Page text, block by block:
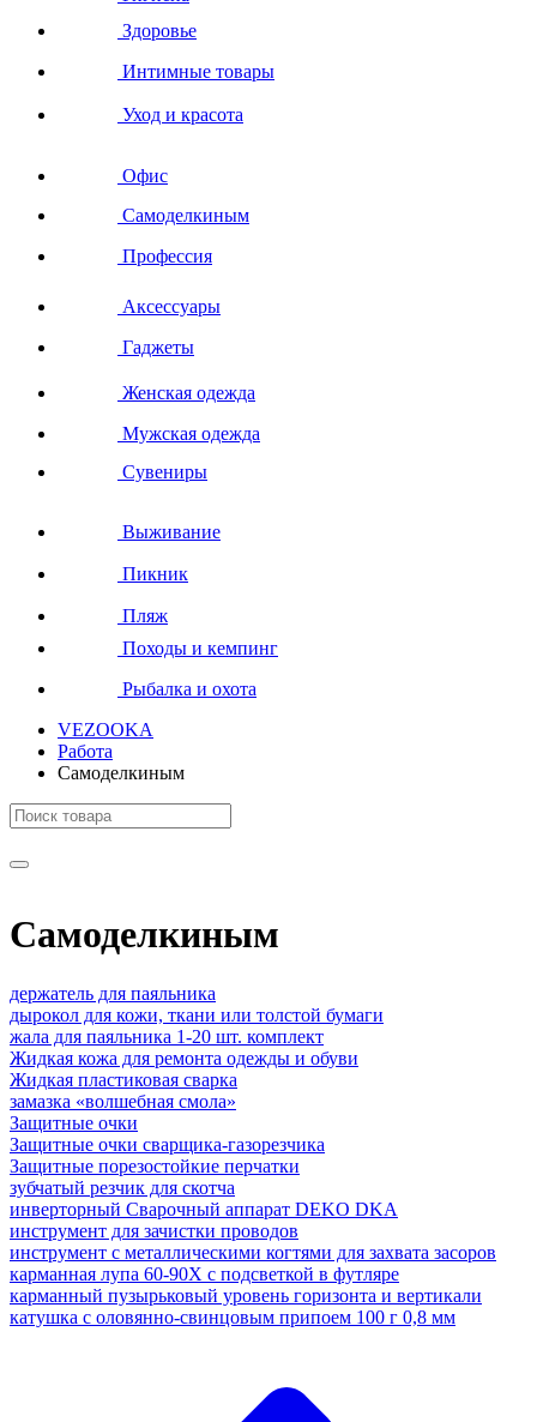
Здоровье
Интимные товары
Уход и красота
Офис
Самоделкиным
Профессия
Аксессуары
Гаджеты
Женская одежда
Мужская одежда
Сувениры
Выживание
Пикник
Пляж
Походы и кемпинг
Рыбалка и охота
VEZOOKA
Работа
Самоделкиным
Самоделкиным
держатель для паяльника
дырокол для кожи, ткани или толстой бумаги
жала для паяльника 1-20 шт. комплект
Жидкая кожа для ремонта одежды и обуви
Жидкая пластиковая сварка
замазка «волшебная смола»
Защитные очки
Защитные очки сварщика-газорезчика
Защитные порезостойкие перчатки
зубчатый резчик для скотча
инверторный Сварочный аппарат DEKO DKA
инструмент для зачистки проводов
инструмент с металлическими когтями для захвата засоров
карманная лупа 60-90X с подсветкой в футляре
карманный пузырьковый уровень горизонта и вертикали
катушка с оловянно-свинцовым припоем 100 г 0,8 мм